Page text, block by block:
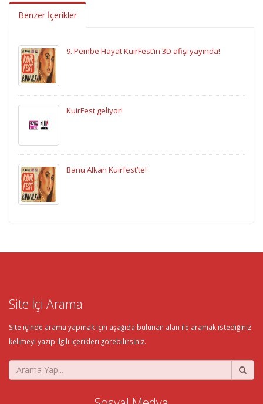
Benzer İçerikler
9. Pembe Hayat KuirFest’in 3D afişi yayında!
KuirFest geliyor!
Banu Alkan Kuirfest’te!
Site İçi Arama
Site içinde arama yapmak için aşağıda bulunan alan ile aramak istediğiniz
kelimeyi yazıp ilgili içerikleri görebilirsiniz.